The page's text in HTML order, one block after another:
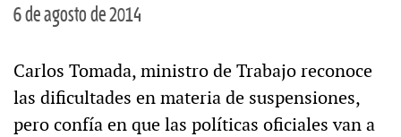
6 de agosto de 2014
Carlos Tomada, ministro de Trabajo reconoce
las dificultades en materia de suspensiones,
pero confía en que las políticas oficiales van a